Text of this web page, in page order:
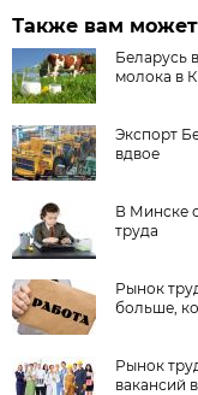
Также вам
Беларусь
молока в
Экспорт
вдвое
В Минске
труда
Рынок
больше,
Рынок
вакансий